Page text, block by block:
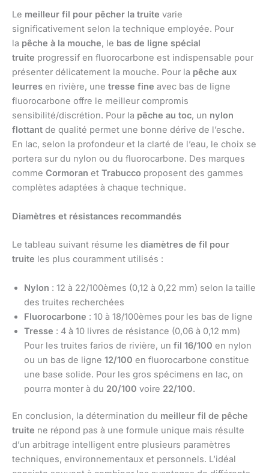
Le meilleur fil pour pêcher la truite varie
significativement selon la technique employée. Pour
la pêche à la mouche, le bas de ligne spécial
truite progressif en fluorocarbone est indispensable pour
présenter délicatement la mouche. Pour la pêche aux
leurres en rivière, une tresse fine avec bas de ligne
fluorocarbone offre le meilleur compromis
sensibilité/discrétion. Pour la pêche au toc, un nylon
flottant de qualité permet une bonne dérive de l’esche.
En lac, selon la profondeur et la clarté de l’eau, le choix se
portera sur du nylon ou du fluorocarbone. Des marques
comme Cormoran et Trabucco proposent des gammes
complètes adaptées à chaque technique.
Diamètres et résistances recommandés
Le tableau suivant résume les diamètres de fil pour
truite les plus couramment utilisés :
Nylon : 12 à 22/100èmes (0,12 à 0,22 mm) selon la taille
des truites recherchées
Fluorocarbone : 10 à 18/100èmes pour les bas de ligne
Tresse : 4 à 10 livres de résistance (0,06 à 0,12 mm)
Pour les truites farios de rivière, un fil 16/100 en nylon
ou un bas de ligne 12/100 en fluorocarbone constitue
une base solide. Pour les gros spécimens en lac, on
pourra monter à du 20/100 voire 22/100.
En conclusion, la détermination du meilleur fil de pêche
truite ne répond pas à une formule unique mais résulte
d’un arbitrage intelligent entre plusieurs paramètres
techniques, environnementaux et personnels. L’idéal